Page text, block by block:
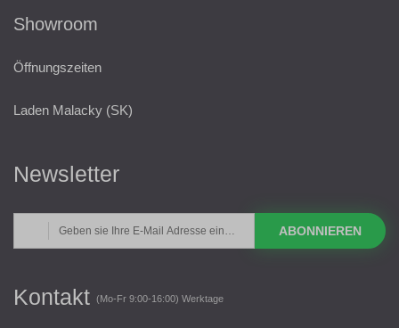
Showroom
Öffnungszeiten
Laden Malacky (SK)
Newsletter
ABONNIEREN
Kontakt (Mo-Fr 9:00-16:00) Werktage